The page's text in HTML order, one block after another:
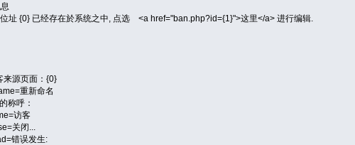
址 {0} 已经存在於系统之中, 点选 <a href="ban.php?id={1}">这里</a> 进行编辑.
来源页面：{0}
重新命名
称呼：
访客
关闭...
错误发生: